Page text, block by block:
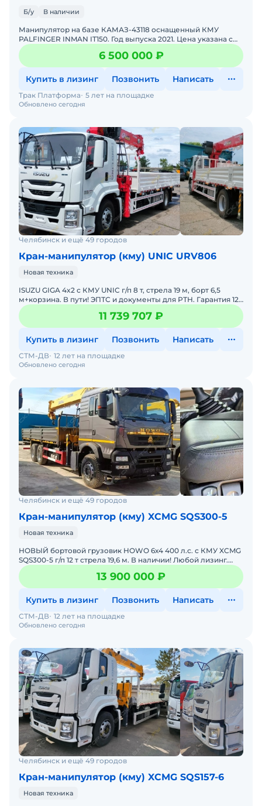
Б/у В наличии
Манипулятор на базе КАМАЗ-43118 оснащенный КМУ
PALFINGER INMAN IT150. Год выпуска 2021. Цена указана с
полным НДС.Характеристики: Максимальная
грузоподъёмность:
6 500 000 ₽
Купить в лизинг Позвонить Написать
Обновлено сегодня
Трак Платформа 5 лет на площадке
Челябинск и ещё 49 городов
Кран-манипулятор (кму) UNIC URV806
Новая техника
ISUZU GIGA 4x2 с КМУ UNIC г/п 8 т, стрела 19 м, борт 6,5
м+корзина. В пути! ЭПТС и документы для РТН. Гарантия 12
месяцев. Любой лизинг. Запасные части. Доставк
11 739 707 ₽
Купить в лизинг Позвонить Написать
Обновлено сегодня
СТМ-ДВ 12 лет на площадке
Челябинск и ещё 49 городов
Кран-манипулятор (кму) XCMG SQS300-5
Новая техника
НОВЫЙ бортовой грузовик HOWO 6х4 400 л.с. с КМУ XCMG
SQS300-5 г/п 12 т стрела 19,6 м. В наличии! Любой лизинг.
Гарантия 12 месяцев. Доставка к вашему объекту(
13 900 000 ₽
Купить в лизинг Позвонить Написать
Обновлено сегодня
СТМ-ДВ 12 лет на площадке
Челябинск и ещё 49 городов
Кран-манипулятор (кму) XCMG SQS157-6
Новая техника